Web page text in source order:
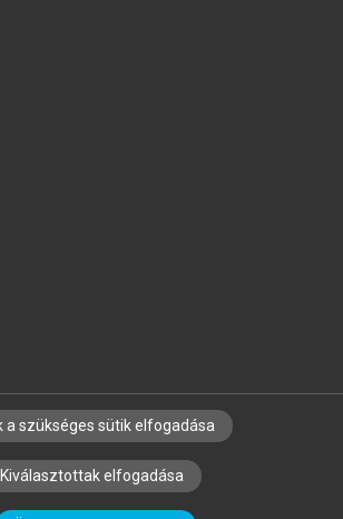
CÉGEKNEK KÖNYVTÁROSOKNAK
ÉS LEKTORÁLÁSI ALAPELVEK
a szükséges sütik elfogadása
Kiválasztottak elfogadása